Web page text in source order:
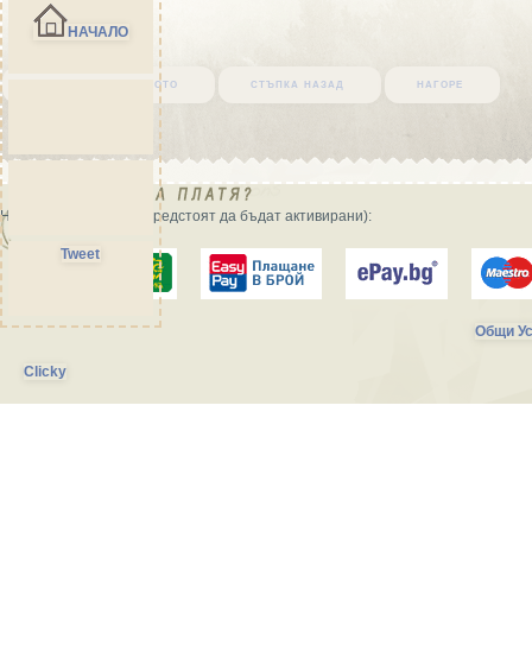
върни се в началото стъпка назад нагоре
Начини на плащане (предстоят да бъдат активирани):
Общи
Clicky
НАЧАЛО
Tweet